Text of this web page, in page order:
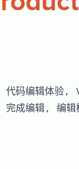
码编辑体
完成编辑, 编